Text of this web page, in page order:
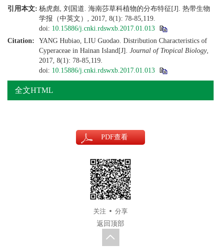
引用本文: 杨虎彪, 刘国道. 海南莎草科植物的分布特征[J]. 热带生物
学报（中英文）, 2017, 8(1): 78-85,119.
doi: 10.15886/j.cnki.rdswxb.2017.01.013
Citation:
YANG Hubiao, LIU Guodao. Distribution Characteristics of
Cyperaceae in Hainan Island[J]. Journal of Tropical Biology,
2017, 8(1): 78-85,119.
doi: 10.15886/j.cnki.rdswxb.2017.01.013
全文HTML
PDF查看
关注
分享
返回顶部